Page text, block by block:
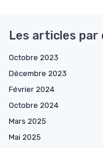
Les articles par
Octobre 2023
Décembre 2023
Février 2024
Octobre 2024
Mars 2025
Mai 2025